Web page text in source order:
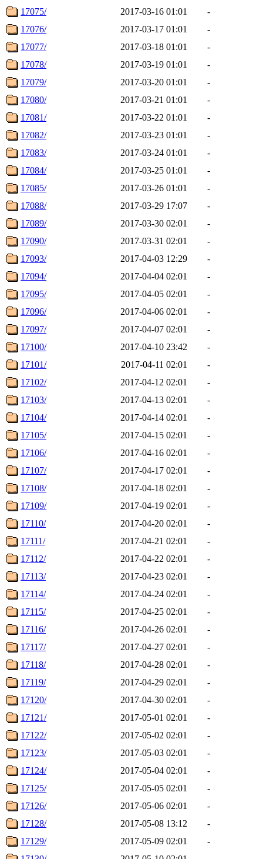
17075/
2017-03-16 01:01
-
17076/
2017-03-17 01:01
-
17077/
2017-03-18 01:01
-
17078/
2017-03-19 01:01
-
17079/
2017-03-20 01:01
-
17080/
2017-03-21 01:01
-
17081/
2017-03-22 01:01
-
17082/
2017-03-23 01:01
-
17083/
2017-03-24 01:01
-
17084/
2017-03-25 01:01
-
17085/
2017-03-26 01:01
-
17088/
2017-03-29 17:07
-
17089/
2017-03-30 02:01
-
17090/
2017-03-31 02:01
-
17093/
2017-04-03 12:29
-
17094/
2017-04-04 02:01
-
17095/
2017-04-05 02:01
-
17096/
2017-04-06 02:01
-
17097/
2017-04-07 02:01
-
17100/
2017-04-10 23:42
-
17101/
2017-04-11 02:01
-
17102/
2017-04-12 02:01
-
17103/
2017-04-13 02:01
-
17104/
2017-04-14 02:01
-
17105/
2017-04-15 02:01
-
17106/
2017-04-16 02:01
-
17107/
2017-04-17 02:01
-
17108/
2017-04-18 02:01
-
17109/
2017-04-19 02:01
-
17110/
2017-04-20 02:01
-
17111/
2017-04-21 02:01
-
17112/
2017-04-22 02:01
-
17113/
2017-04-23 02:01
-
17114/
2017-04-24 02:01
-
17115/
2017-04-25 02:01
-
17116/
2017-04-26 02:01
-
17117/
2017-04-27 02:01
-
17118/
2017-04-28 02:01
-
17119/
2017-04-29 02:01
-
17120/
2017-04-30 02:01
-
17121/
2017-05-01 02:01
-
17122/
2017-05-02 02:01
-
17123/
2017-05-03 02:01
-
17124/
2017-05-04 02:01
-
17125/
2017-05-05 02:01
-
17126/
2017-05-06 02:01
-
17128/
2017-05-08 13:12
-
17129/
2017-05-09 02:01
-